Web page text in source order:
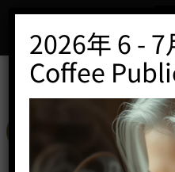
content2026年 6 - 7
Coffee